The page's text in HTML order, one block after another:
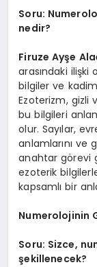
Soru:
nedir?
Firuze Ayşe
arasındaki
bilgiler ve
Ezoterizm, gizli
bu bilgileri
olur. Sayılar,
anlamlarını ve
anahtar görevi
ezoterik
kapsamlı bir
Numerolojinin
Soru: Sizce,
şekillenecek?